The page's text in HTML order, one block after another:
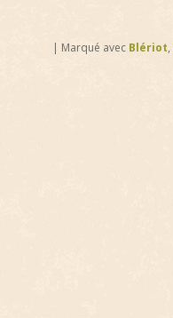
| Marqué avec Blériot,